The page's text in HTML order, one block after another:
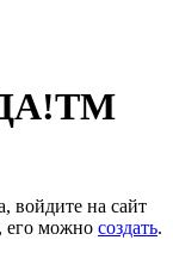
TM
войдите на сайт
его можно создать.